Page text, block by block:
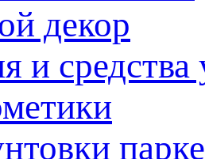
декор
и средства